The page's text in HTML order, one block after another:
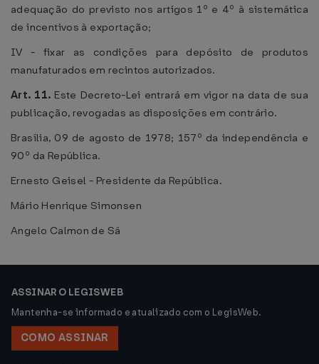
adequação do previsto nos artigos 1º e 4º à sistemática
de incentivos à exportação;
IV - fixar as condições para depósito de produtos
manufaturados em recintos autorizados.
Art. 11. Este Decreto-Lei entrará em vigor na data de sua
publicação, revogadas as disposições em contrário.
Brasília, 09 de agosto de 1978; 157º da independência e
90º da República.
Ernesto Geisel - Presidente da República.
Mário Henrique Simonsen
Angelo Calmon de Sá
ASSINAR O LEGISWEB
Mantenha-se informado e atualizado com o LegisWeb.
COMO ASSINAR